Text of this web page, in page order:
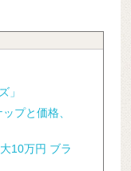
」
プと価格、
10万円 ブラ